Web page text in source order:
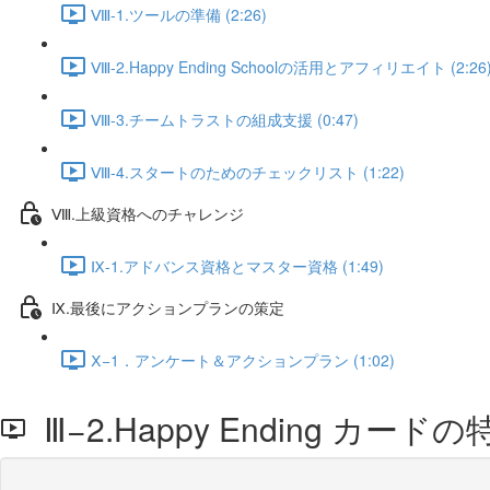
Ⅷ-1.ツールの準備 (2:26)
Ⅷ-2.Happy Ending Schoolの活用とアフィリエイト
Ⅷ-3.チームトラストの組成支援 (0:47)
Ⅷ-4.スタートのためのチェックリスト (1:22)
Ⅷ.上級資格へのチャレンジ
Ⅸ-1.アドバンス資格とマスター資格 (1:49)
Ⅸ.最後にアクションプランの策定
Ⅹ−1．アンケート＆アクションプラン (1:02)
Ⅲ−2.Happy Ending カードの